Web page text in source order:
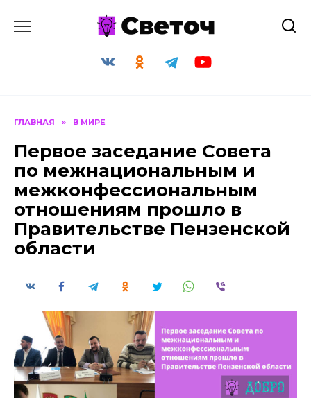
ГЛАВНАЯ » В МИРЕ
Первое заседание Совета
по межнациональным и
межконфессиональным
отношениям прошло в
Правительстве Пензенской
области